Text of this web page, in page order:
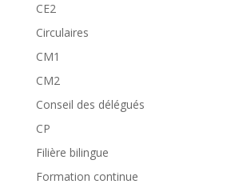
CE2
Circulaires
CM1
CM2
Conseil des délégués
CP
Filière bilingue
Formation continue